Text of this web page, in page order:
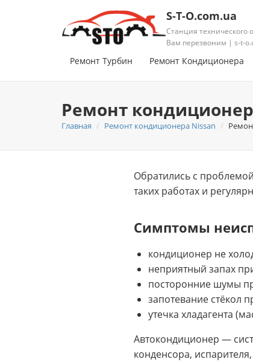
S-T-O.com.ua
Станция технического
Вам перезвоним | s-t-
Ремонт Турбин Ремонт Кондиционера
Ремонт
Главная Ремонт кондиционера Nissan
Обратились с
таких работах и
Симптомы
кондиционер не
неприятный запах
посторонние шумы
запотевание стёкол
утечка хладагента
Автокондиционер —
конденсора,